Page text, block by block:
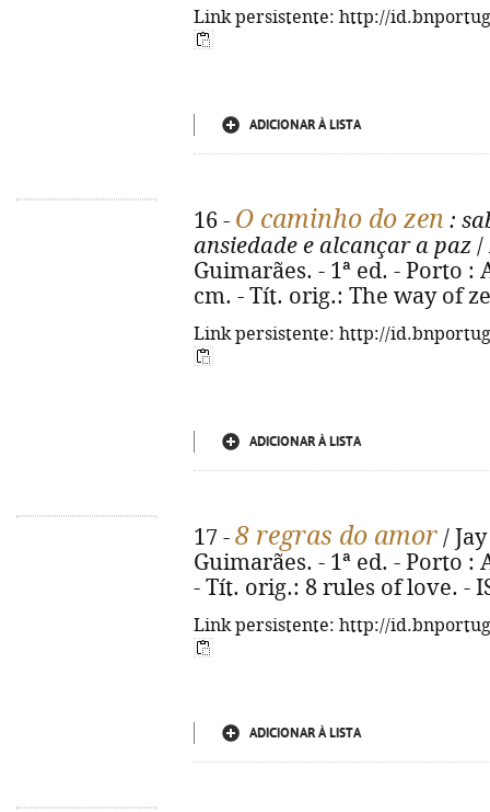
Link persistente: http://
ADICIONAR À LISTA
16 - O caminho do zen :
ansiedade e alcançar a paz /
Guimarães. - 1ª ed. - Porto :
cm. - Tít. orig.: The way of
Link persistente: http://
ADICIONAR À LISTA
17 - 8 regras do amor /
Guimarães. - 1ª ed. - Porto :
- Tít. orig.: 8 rules of love. -
Link persistente: http://
ADICIONAR À LISTA